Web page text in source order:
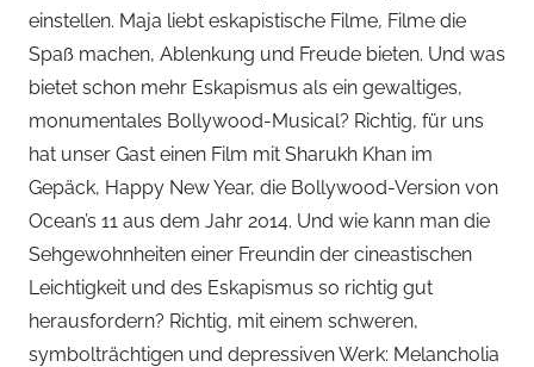
einstellen. Maja liebt eskapistische Filme, Filme die
Spaß machen, Ablenkung und Freude bieten. Und was
bietet schon mehr Eskapismus als ein gewaltiges,
monumentales Bollywood-Musical? Richtig, für uns
hat unser Gast einen Film mit Sharukh Khan im
Gepäck, Happy New Year, die Bollywood-Version von
Ocean’s 11 aus dem Jahr 2014. Und wie kann man die
Sehgewohnheiten einer Freundin der cineastischen
Leichtigkeit und des Eskapismus so richtig gut
herausfordern? Richtig, mit einem schweren,
symbolträchtigen und depressiven Werk: Melancholia